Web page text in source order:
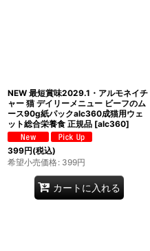
NEW 最短賞味2029.1・アルモネイチ
ャー 猫 デイリーメニュー ビーフのム
ース90g紙パックalc360成猫用ウェ
ット総合栄養食 正規品 [alc360]
399円(税込)
希望小売価格: 399円
カートに入れる